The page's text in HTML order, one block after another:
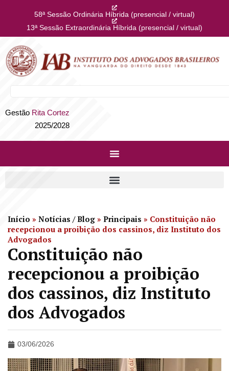
58ª Sessão Ordinária Híbrida (presencial / virtual)
13ª Sessão Extraordinária Híbrida (presencial / virtual)
Gestão Rita Cortez
2025/2028
Início » Notícias / Blog » Principais » Constituição não
recepcionou a proibição dos cassinos, diz Instituto dos
Advogados
Constituição não
recepcionou a proibição
dos cassinos, diz Instituto
dos Advogados
03/06/2026